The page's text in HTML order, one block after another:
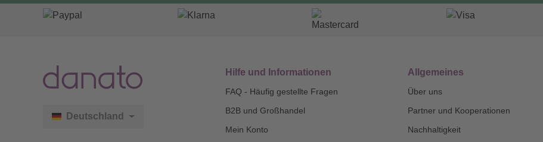
Deutschland
Hilfe und Informationen
FAQ - Häufig gestellte Fragen
B2B und Großhandel
Mein Konto
Allgemeines
Über uns
Partner und Kooperationen
Nachhaltigkeit